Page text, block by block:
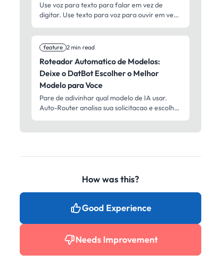
Use voz para texto para falar em vez de
digitar. Use texto para voz para ouvir em vez
feature 2 min read
Roteador Automatico de Modelos:
Deixe o DatBot Escolher o Melhor
Modelo para Voce
Pare de adivinhar qual modelo de IA usar.
Auto-Router analisa sua solicitacao e escolhe
How was this?
Good Experience
Needs Improvement